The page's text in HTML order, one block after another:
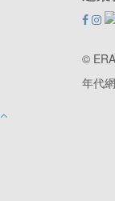
©
年代